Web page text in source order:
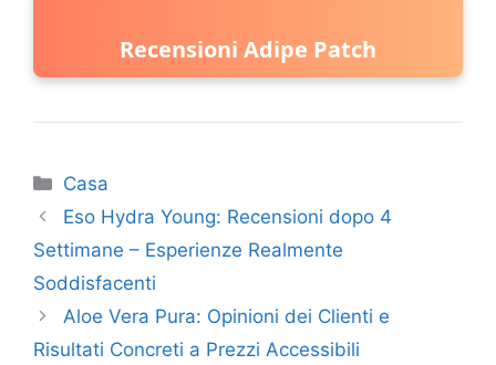
Recensioni Adipe Patch
Categorie
Casa
Eso Hydra Young: Recensioni dopo 4
Settimane – Esperienze Realmente
Soddisfacenti
Aloe Vera Pura: Opinioni dei Clienti e
Risultati Concreti a Prezzi Accessibili